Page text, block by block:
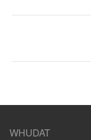
WHUDAT